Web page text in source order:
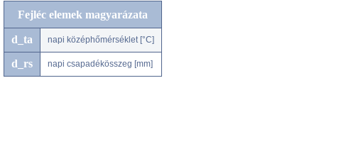
Fejléc elemek magyarázata
d_ta napi középhőmérséklet [°C]
d_rs napi csapadékösszeg [mm]